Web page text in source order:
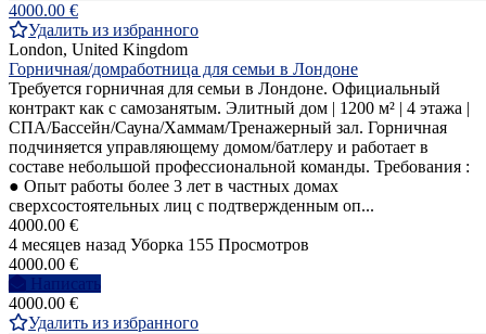
4000.00 €
Удалить из избранного
London, United Kingdom
Горничная/домработница для семьи в Лондоне
Требуется горничная для семьи в Лондоне. Официальный
контракт как с самозанятым. Элитный дом | 1200 м² | 4 этажа |
СПА/Бассейн/Сауна/Хаммам/Тренажерный зал. Горничная
подчиняется управляющему домом/батлеру и работает в
составе небольшой профессиональной команды. Требования :
● Опыт работы более 3 лет в частных домах
сверхсостоятельных лиц с подтвержденным оп...
4000.00 €
4 месяцев назад Уборка 155 Просмотров
4000.00 €
Написать
4000.00 €
Удалить из избранного